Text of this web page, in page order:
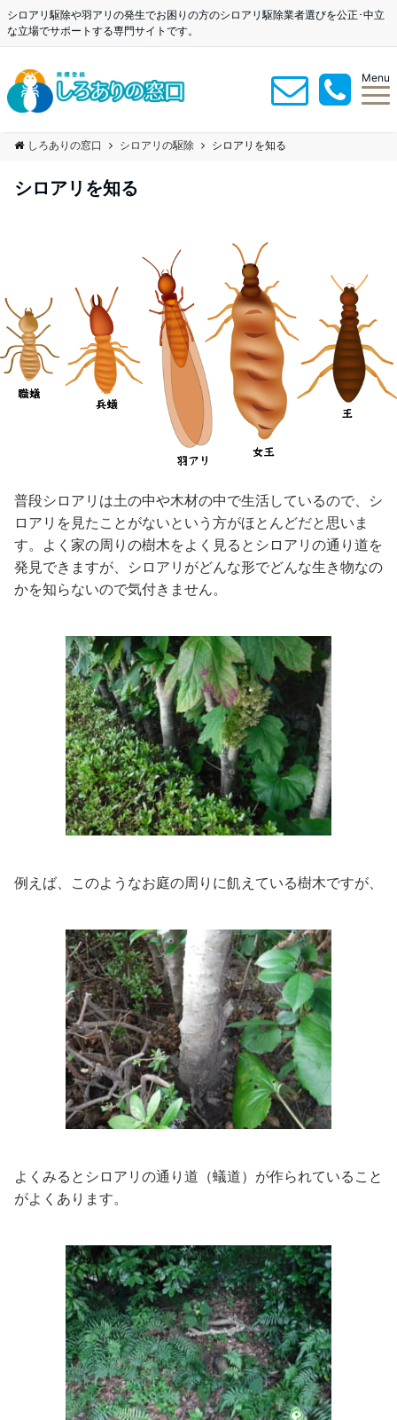
シロアリ駆除や羽アリの発生でお困りの方のシロアリ駆除業者選びを公正･中立
な立場でサポートする専門サイトです。
Menu
しろありの窓口 シロアリの駆除 シロアリを知る
シロアリを知る
普段シロアリは土の中や木材の中で生活しているので、シ
ロアリを見たことがないという方がほとんどだと思いま
す。よく家の周りの樹木をよく見るとシロアリの通り道を
発見できますが、シロアリがどんな形でどんな生き物なの
かを知らないので気付きません。
例えば、このようなお庭の周りに飢えている樹木ですが、
よくみるとシロアリの通り道（蟻道）が作られていること
がよくあります。